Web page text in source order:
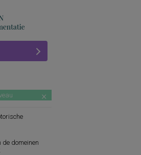
de domeinen